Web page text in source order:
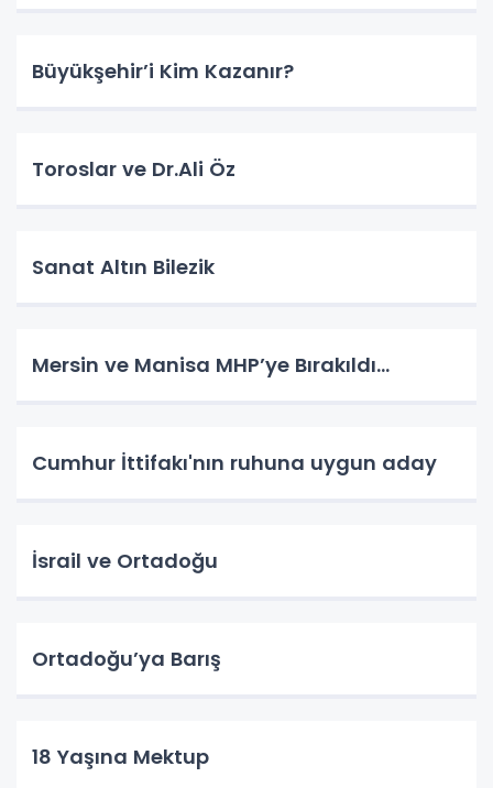
Büyükşehir’i Kim Kazanır?
Toroslar ve Dr.Ali Öz
Sanat Altın Bilezik
Mersin ve Manisa MHP’ye Bırakıldı…
Cumhur İttifakı'nın ruhuna uygun aday
İsrail ve Ortadoğu
Ortadoğu’ya Barış
18 Yaşına Mektup